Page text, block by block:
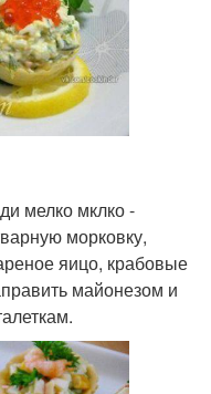
мелко мклко -
морковку,
яицо, крабовые
майонезом и